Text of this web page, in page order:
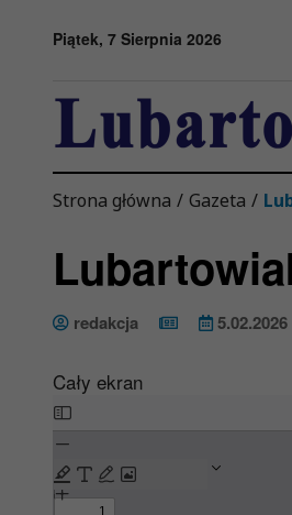
Piątek, 7 Sierpnia 2026
Strona główna / Gazeta /
redakcja 5.02.2026
Cały ekran
Skip
to
PDF
content